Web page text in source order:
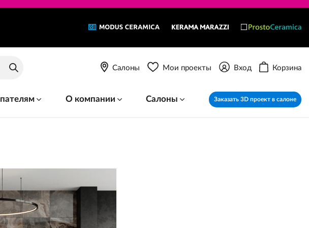
Салоны Мои проекты Вход Корзина
О компании Салоны Заказать 3D проект в салоне